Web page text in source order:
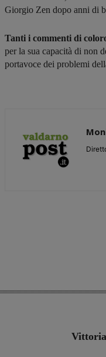
Giorgio Zen dopo anni di
Tanti i commenti di
per la sua capacità di non
portavoce dei problemi
Vittoria